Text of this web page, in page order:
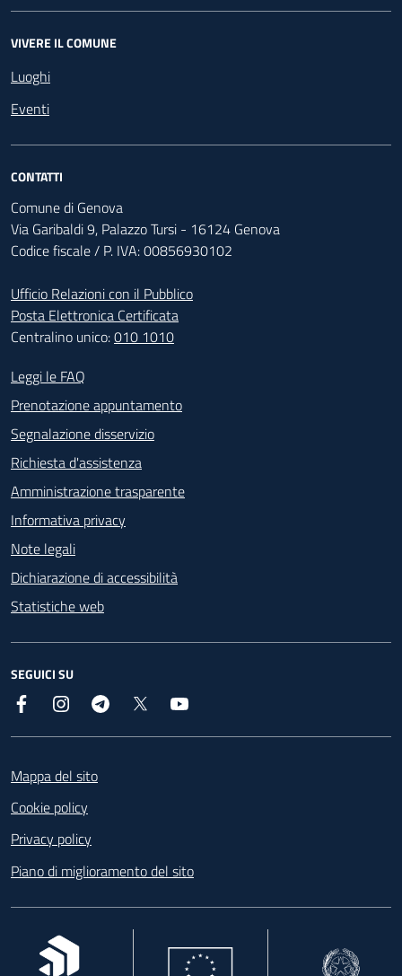
VIVERE IL COMUNE
Luoghi
Eventi
CONTATTI
Comune di Genova
Via Garibaldi 9, Palazzo Tursi - 16124 Genova
Codice fiscale / P. IVA: 00856930102
Ufficio Relazioni con il Pubblico
Posta Elettronica Certificata
Centralino unico:010 1010
Footer - Contatti
Leggi le FAQ
Prenotazione appuntamento
Segnalazione disservizio
Richiesta d'assistenza
Amministrazione trasparente
Informativa privacy
Note legali
Dichiarazione di accessibilità
Statistiche web
SEGUICI SU
Facebook InstagramTelegram
Mappa del sito
Cookie policy
Privacy policy
Piano di miglioramento del sito
, apre in una nuova scheda